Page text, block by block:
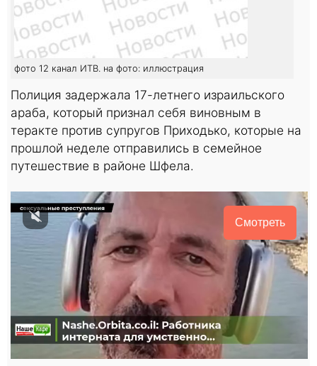
фото 12 канал ИТВ. на фото: иллюстрация
Полиция задержала 17-летнего израильского
араба, который признал себя виновным в
теракте против супругов Приходько, которые на
прошлой неделе отправились в семейное
путешествие в районе Шфела.
Смотреть